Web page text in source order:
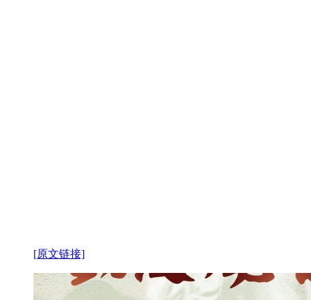
[原文链接]